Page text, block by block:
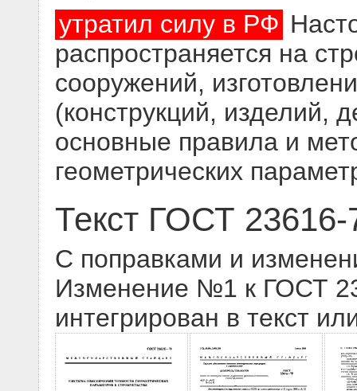
утратил силу в РФ
распространяется на
сооружений,
(конструкций, изделий,
основные правила и
геометрических
Текст ГОСТ 23616-
С поправками и
Изменение №1 к ГОСТ
интегрирован в текст